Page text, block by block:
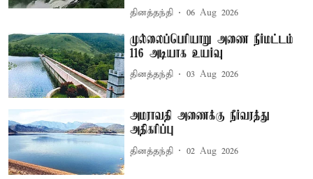
தினத்தந்தி 06 Aug 2026
முல்லைப்பெரியாறு அணை நீர்மட்டம்
116 அடியாக உயர்வு
தினத்தந்தி 03 Aug 2026
அமராவதி அணைக்கு நீர்வரத்து
அதிகரிப்பு
தினத்தந்தி 02 Aug 2026